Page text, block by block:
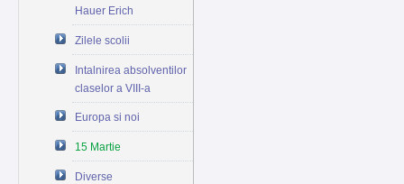
Hauer Erich
Zilele scolii
Intalnirea absolventilor
claselor a VIII-a
Europa si noi
15 Martie
Diverse